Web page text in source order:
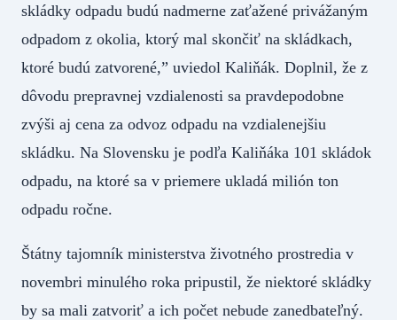
skládky odpadu budú nadmerne zaťažené privážaným
odpadom z okolia, ktorý mal skončiť na skládkach,
ktoré budú zatvorené,” uviedol Kaliňák. Doplnil, že z
dôvodu prepravnej vzdialenosti sa pravdepodobne
zvýši aj cena za odvoz odpadu na vzdialenejšiu
skládku. Na Slovensku je podľa Kaliňáka 101 skládok
odpadu, na ktoré sa v priemere ukladá milión ton
odpadu ročne.
Štátny tajomník ministerstva životného prostredia v
novembri minulého roka pripustil, že niektoré skládky
by sa mali zatvoriť a ich počet nebude zanedbateľný.